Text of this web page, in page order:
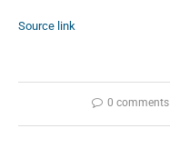
Source link
0 comments